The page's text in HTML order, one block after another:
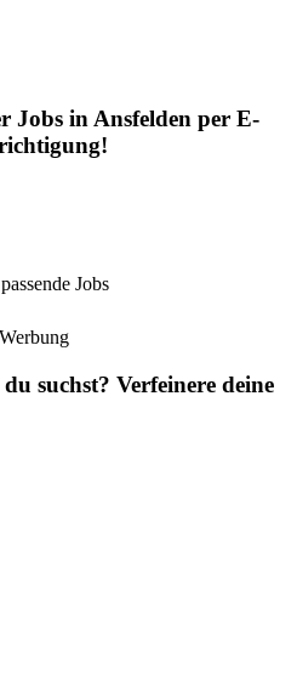
Jobs in Ansfelden per E-
Jobs
suchst? Verfeinere deine